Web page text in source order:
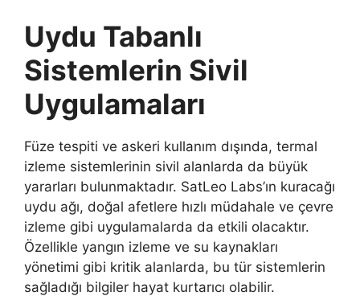
Uydu Tabanlı
Sistemlerin Sivil
Uygulamaları
Füze tespiti ve askeri kullanım dışında, termal
izleme sistemlerinin sivil alanlarda da büyük
yararları bulunmaktadır. SatLeo Labs’ın kuracağı
uydu ağı, doğal afetlere hızlı müdahale ve çevre
izleme gibi uygulamalarda da etkili olacaktır.
Özellikle yangın izleme ve su kaynakları
yönetimi gibi kritik alanlarda, bu tür sistemlerin
sağladığı bilgiler hayat kurtarıcı olabilir.